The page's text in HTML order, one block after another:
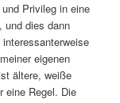
Privileg in eine
und dies dann
eigenen
ältere, weiße
eine Regel. Die